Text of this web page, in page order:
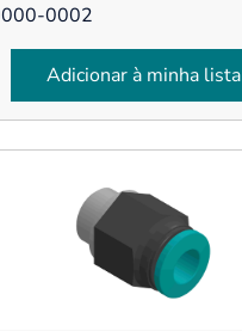
0002
Adicionar à minha lista